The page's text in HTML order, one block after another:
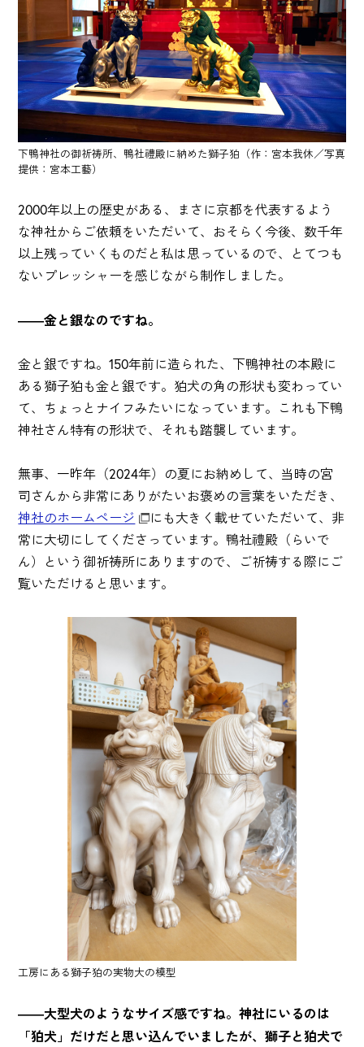
下鴨神社の御祈祷所、鴨社禮殿に納めた獅子狛（作：宮本我休／写真
提供：宮本工藝）
2000年以上の歴史がある、まさに京都を代表するよう
な神社からご依頼をいただいて、おそらく今後、数千年
以上残っていくものだと私は思っているので、とてつも
ないプレッシャーを感じながら制作しました。
――金と銀なのですね。
金と銀ですね。150年前に造られた、下鴨神社の本殿に
ある獅子狛も金と銀です。狛犬の角の形状も変わってい
て、ちょっとナイフみたいになっています。これも下鴨
神社さん特有の形状で、それも踏襲しています。
無事、一昨年（2024年）の夏にお納めして、当時の宮
司さんから非常にありがたいお褒めの言葉をいただき、
神社のホームページ
にも大きく載せていただいて、非
常に大切にしてくださっています。鴨社禮殿（らいで
ん）という御祈祷所にありますので、ご祈祷する際にご
覧いただけると思います。
工房にある獅子狛の実物大の模型
――大型犬のようなサイズ感ですね。神社にいるのは
「狛犬」だけだと思い込んでいましたが、獅子と狛犬で